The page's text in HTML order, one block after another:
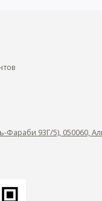
93Г/5), 050060,